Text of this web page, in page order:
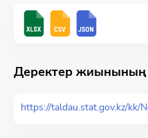
Деректер жиынының